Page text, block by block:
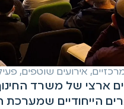
, אירועים שוטפים,
הייחודיים שמערכת